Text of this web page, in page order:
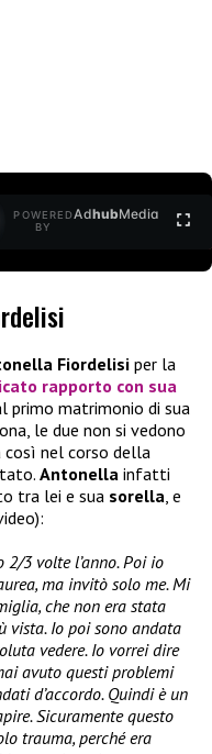
POWERED
BY
AdhubMedia
Fiordelisiper la
rapporto con sua
primo matrimonio di sua
le due non si vedono
così nel corso della
Antonella infatti
tra lei e sua sorella, e
2/3 volte l’anno. Poi io
ma invitò solo me. Mi
che non era stata
vista. Io poi sono andata
vedere. Io vorrei dire
avuto questi problemi
d’accordo. Quindi è un
Sicuramente questo
trauma, perché era